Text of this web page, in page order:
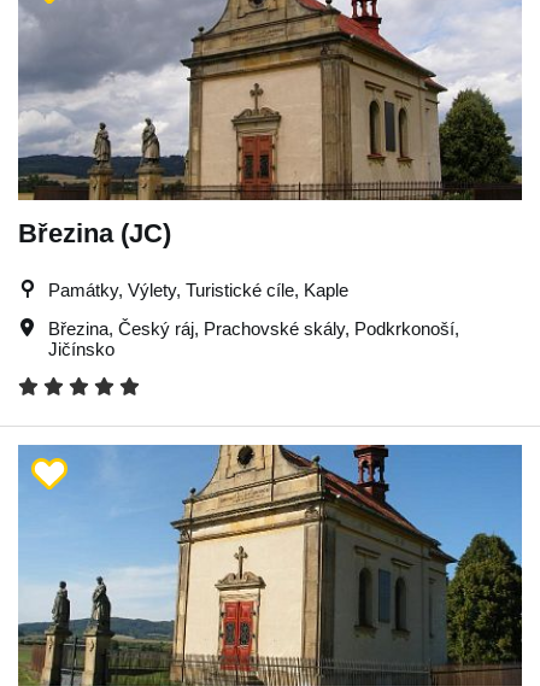
Březina (JC)
Památky, Výlety, Turistické cíle, Kaple
Březina, Český ráj, Prachovské skály, Podkrkonoší,
Jičínsko